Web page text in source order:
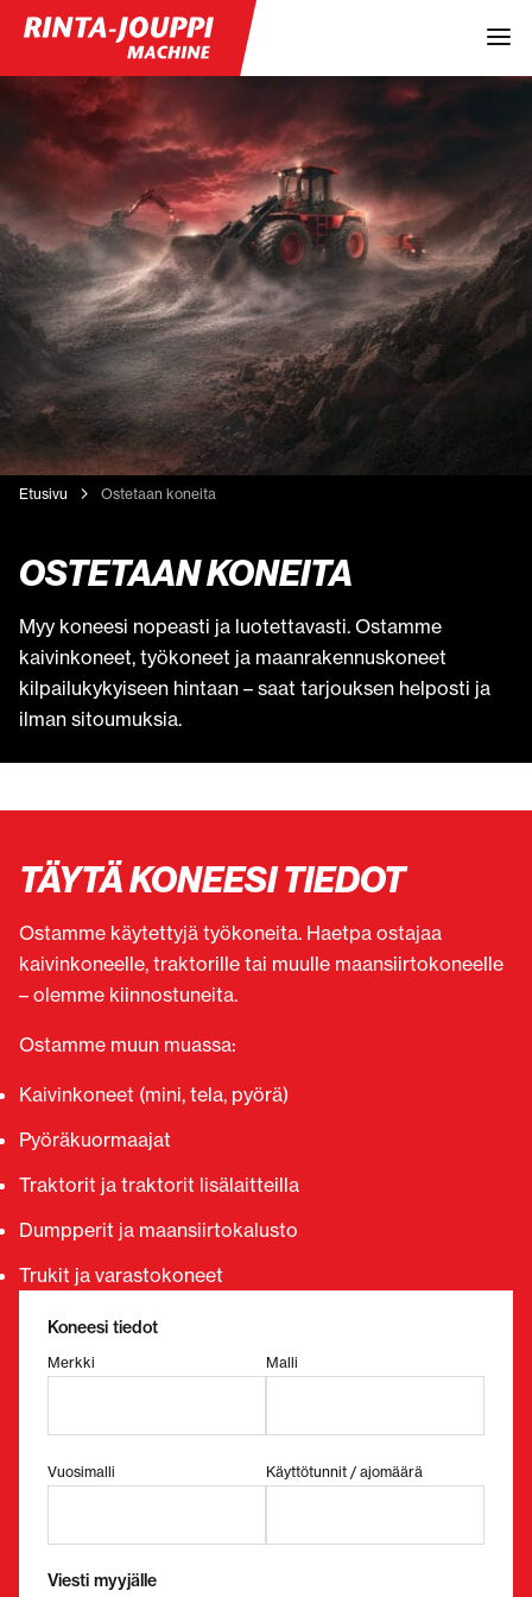
Etusivu Ostetaan koneita
OSTETAAN KONEITA
Myy koneesi nopeasti ja luotettavasti. Ostamme
kaivinkoneet, työkoneet ja maanrakennuskoneet
kilpailukykyiseen hintaan – saat tarjouksen helposti ja
ilman sitoumuksia.
TÄYTÄ KONEESI TIEDOT
Ostamme käytettyjä työkoneita. Haetpa ostajaa
kaivinkoneelle, traktorille tai muulle maansiirtokoneelle
– olemme kiinnostuneita.
Ostamme muun muassa:
Kaivinkoneet (mini, tela, pyörä)
Pyöräkuormaajat
Traktorit ja traktorit lisälaitteilla
Dumpperit ja maansiirtokalusto
Trukit ja varastokoneet
Koneesi tiedot
Merkki Malli
Vuosimalli Käyttötunnit / ajomäärä
Viesti myyjälle